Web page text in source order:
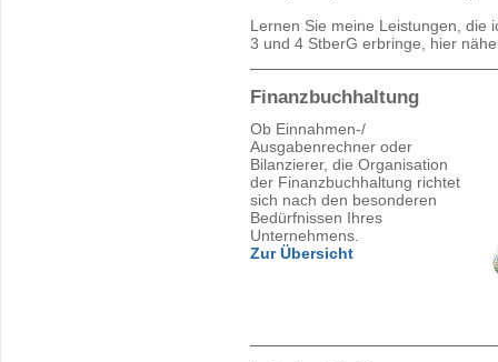
Lernen Sie meine Leistungen, die
3 und 4 StberG erbringe, hier
Finanzbuchhaltung
Ob Einnahmen-/
Ausgabenrechner oder
Bilanzierer, die Organisation
der Finanzbuchhaltung richtet
sich nach den besonderen
Bedürfnissen Ihres
Unternehmens.
Zur Übersicht